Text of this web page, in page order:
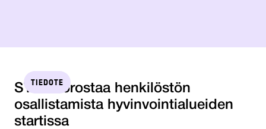
TIEDOTE
STTK korostaa henkilöstön
osallistamista hyvinvointialueiden
startissa